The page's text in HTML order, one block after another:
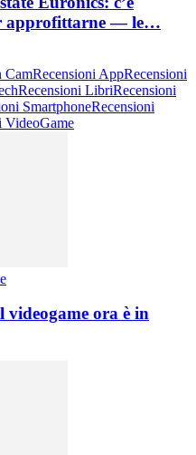
approfittarne — le…
CamRecensioni AppRecensioni
Recensioni LibriRecensioni
SmartphoneRecensioni
VideoGame
videogame ora è in